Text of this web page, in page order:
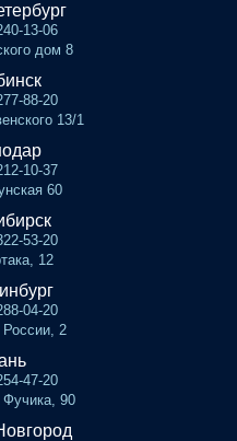
13-06
дом 8
88-20
13/1
10-37
60
53-20
12
04-20
2
47-20
90